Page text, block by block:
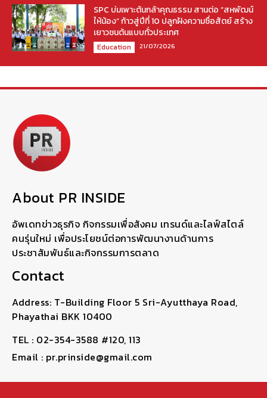
SPC บ่มเพาะต้นกล้าคุณธรรม สานต่อ “สหพัฒน์
ให้น้อง” ก้าวสู่ปีที่ 10 ปลูกฝังความซื่อสัตย์ สร้าง
เยาวชนต้นแบบทั่วประเทศ
Education 21/07/2026
About PR INSIDE
อัพเดทข่าวธุรกิจ กิจกรรมเพื่อสังคม เทรนด์และไลฟ์สไตล์
คนรุ่นใหม่ เพื่อประโยชน์ต่อการพัฒนางานด้านการ
ประชาสัมพันธ์และกิจกรรมการตลาด
Contact
Address: T-Building Floor 5 Sri-Ayutthaya Road,
Phayathai BKK 10400
TEL : 02-354-3588 #120, 113
Email : pr.prinside@gmail.com